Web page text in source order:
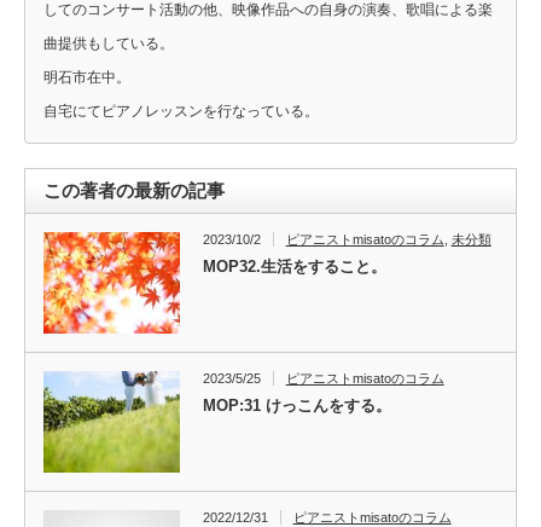
してのコンサート活動の他、映像作品への自身の演奏、歌唱による楽
曲提供もしている。
明石市在中。
自宅にてピアノレッスンを行なっている。
この著者の最新の記事
2023/10/2 ピアニストmisatoのコラム 未分類
MOP32.生活をすること。
2023/5/25 ピアニストmisatoのコラム
MOP:31 けっこんをする。
2022/12/31 ピアニストmisatoのコラム